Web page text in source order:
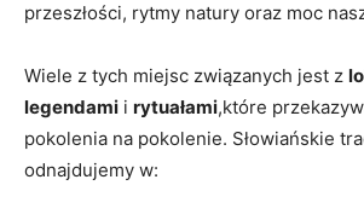
przeszłości, rytmy natury oraz⁢ moc
Wiele z tych miejsc ⁤związanych jest z
legendami ‌i rytuałami,które
pokolenia na pokolenie. Słowiańskie
odnajdujemy w: